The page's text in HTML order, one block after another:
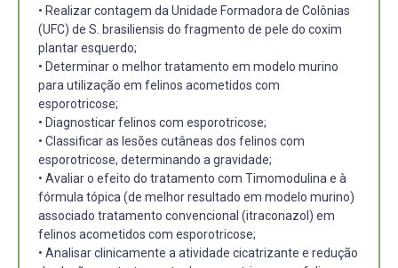
• Realizar contagem da Unidade Formadora de Colônias
(UFC) de S. brasiliensis do fragmento de pele do coxim
plantar esquerdo;
• Determinar o melhor tratamento em modelo murino
para utilização em felinos acometidos com
esporotricose;
• Diagnosticar felinos com esporotricose;
• Classificar as lesões cutâneas dos felinos com
esporotricose, determinando a gravidade;
• Avaliar o efeito do tratamento com Timomodulina e à
fórmula tópica (de melhor resultado em modelo murino)
associado tratamento convencional (itraconazol) em
felinos acometidos com esporotricose;
• Analisar clinicamente a atividade cicatrizante e redução